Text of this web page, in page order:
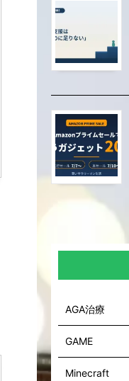
AGA治療
GAME
Minecraft